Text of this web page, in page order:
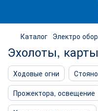
Каталог Электро
Эхолоты,
Ходовые огни
Прожектора, освещение